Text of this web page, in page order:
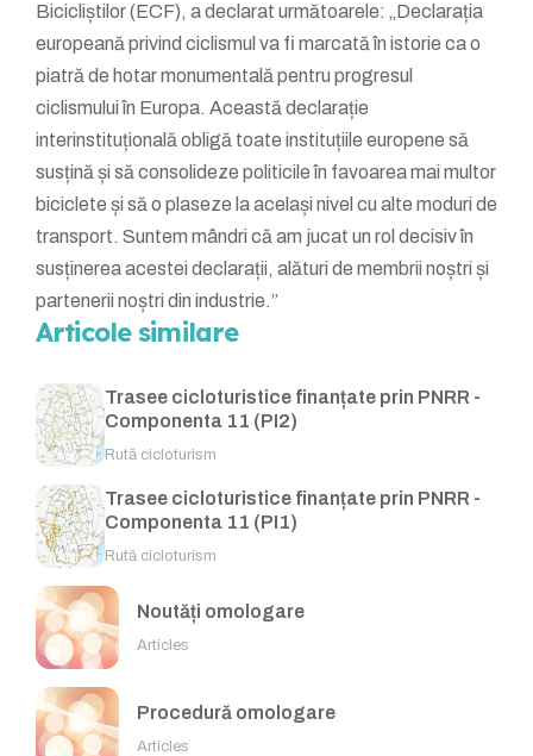
Bicicliștilor (ECF), a declarat următoarele: „Declarația
europeană privind ciclismul va fi marcată în istorie ca o
piatră de hotar monumentală pentru progresul
ciclismului în Europa. Această declarație
interinstituțională obligă toate instituțiile europene să
susțină și să consolideze politicile în favoarea mai multor
biciclete și să o plaseze la același nivel cu alte moduri de
transport. Suntem mândri că am jucat un rol decisiv în
susținerea acestei declarații, alături de membrii noștri și
partenerii noștri din industrie.”
Articole similare
Trasee cicloturistice finanțate prin PNRR -
Componenta 11 (PI2)
Rută cicloturism
Trasee cicloturistice finanțate prin PNRR -
Componenta 11 (PI1)
Rută cicloturism
Noutăți omologare
Articles
Procedură omologare
Articles